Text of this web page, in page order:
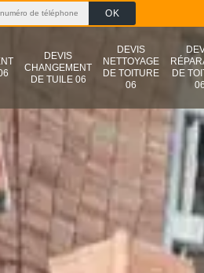
DEVIS
CHANGEMENT
DE TUILE 06
DEVIS
NETTOYAGE
DE TOITURE
06
DE